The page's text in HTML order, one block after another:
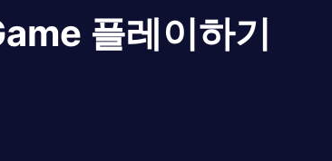
플레이하기